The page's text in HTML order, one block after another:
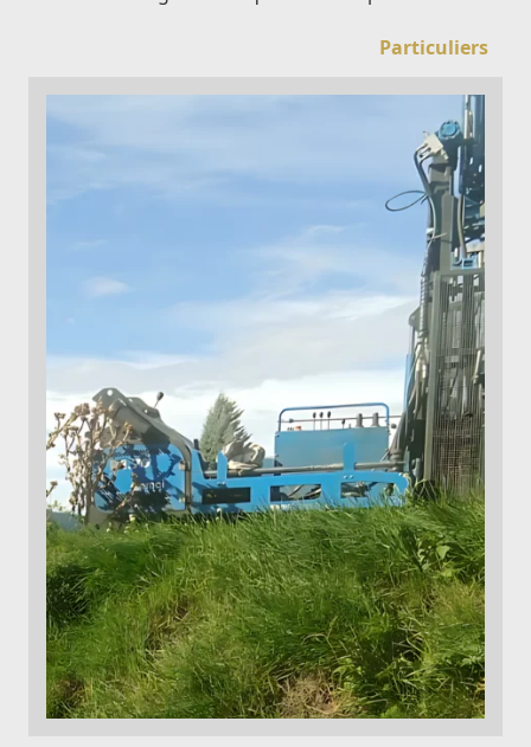
Particuliers